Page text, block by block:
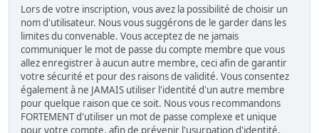
Lors de votre inscription, vous avez la possibilité de choisir un
nom d'utilisateur. Nous vous suggérons de le garder dans les
limites du convenable. Vous acceptez de ne jamais
communiquer le mot de passe du compte membre que vous
allez enregistrer à aucun autre membre, ceci afin de garantir
votre sécurité et pour des raisons de validité. Vous consentez
également à ne JAMAIS utiliser l'identité d'un autre membre
pour quelque raison que ce soit. Nous vous recommandons
FORTEMENT d'utiliser un mot de passe complexe et unique
pour votre compte, afin de prévenir l'usurpation d'identité.